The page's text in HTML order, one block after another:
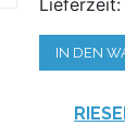
IN DEN